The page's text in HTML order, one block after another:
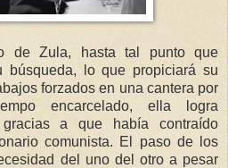
de Zula, hasta tal punto que
búsqueda, lo que propiciará su
forzados en una cantera por
encarcelado, ella logra
a que había contraído
comunista. El paso de los
del uno del otro a pesar